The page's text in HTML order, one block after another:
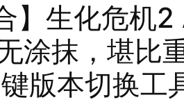
】生化危机
涂抹，堪比
版本切换工